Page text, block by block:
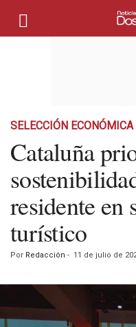
SELECCIÓN ECONÓMICA
Cataluña
residente en
turístico
Por Redacción - 11 de julio de